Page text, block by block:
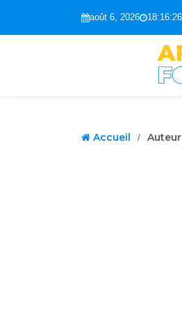
août 6, 2026 18:16:27
Accueil Auteur